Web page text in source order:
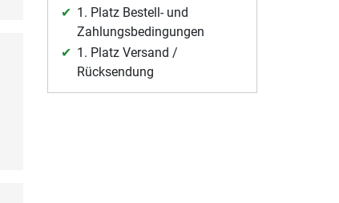
1. Platz Bestell- und
Zahlungsbedingungen
1. Platz Versand /
Rücksendung